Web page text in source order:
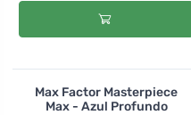
Max Factor Masterpiece
Max - Azul Profundo